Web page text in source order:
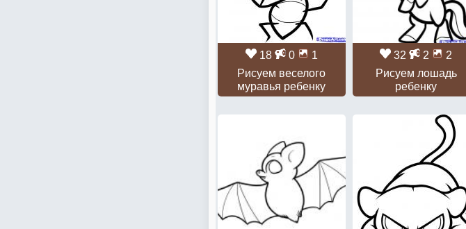
18 0
1
Рисуем веселого
муравья ребенку
32 2
2
Рисуем лошадь
ребенку